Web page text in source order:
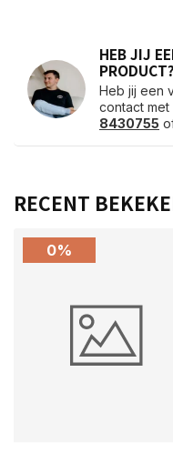
HEB JIJ
PRODUCT?
Heb jij een
contact met
8430755
RECENT
0%